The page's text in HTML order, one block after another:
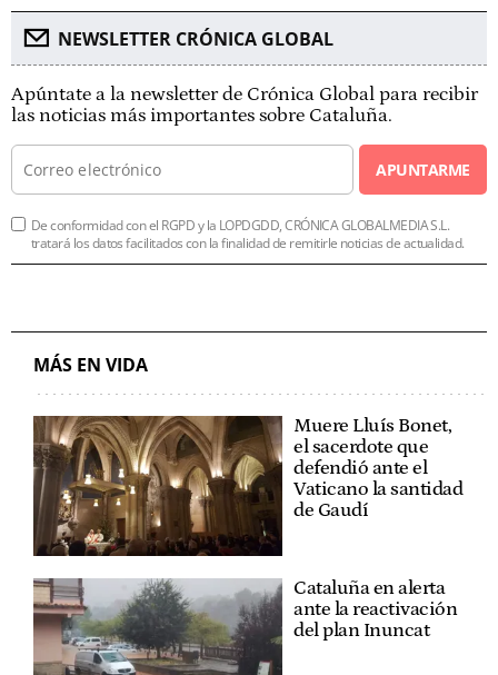
NEWSLETTER CRÓNICA GLOBAL
Apúntate a la newsletter de Crónica Global para recibir
las noticias más importantes sobre Cataluña.
APUNTARME
De conformidad con el RGPD y la LOPDGDD, CRÓNICA GLOBALMEDIA S.L.
tratará los datos facilitados con la finalidad de remitirle noticias de actualidad.
MÁS EN VIDA
Muere Lluís Bonet,
el sacerdote que
defendió ante el
Vaticano la santidad
de Gaudí
Cataluña en alerta
ante la reactivación
del plan Inuncat